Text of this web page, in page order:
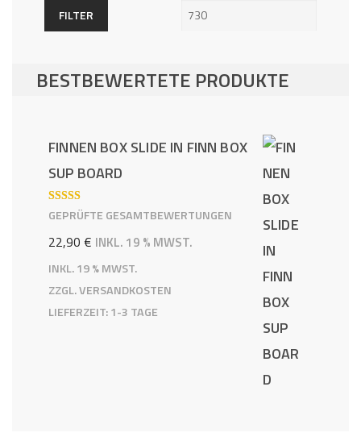
FILTER
BESTBEWERTETE PRODUKTE
FINNEN BOX SLIDE IN FINN BOX
SUP BOARD
BEWERTE
T MIT 5.00
GEPRÜFTE GESAMTBEWERTUNGEN
22,90 € INKL. 19 % MWST.
INKL. 19 % MWST.
ZZGL.VERSANDKOSTEN
LIEFERZEIT:1-3 TAGE